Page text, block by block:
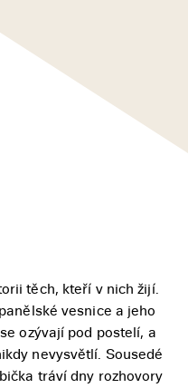
těch, kteří v nich žijí.
vesnice a jeho
ozývají pod postelí, a
nevysvětlí. Sousedé
tráví dny rozhovory